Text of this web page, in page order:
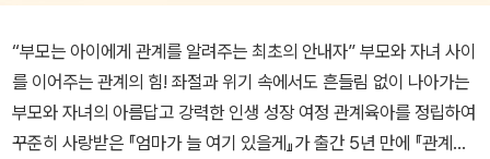
“부모는 아이에게 관계를 알려주는 최초의 안내자” 부모와 자녀 사이
를 이어주는 관계의 힘! 좌절과 위기 속에서도 흔들림 없이 나아가는
부모와 자녀의 아름답고 강력한 인생 성장 여정 관계육아를 정립하여
꾸준히 사랑받은 『엄마가 늘 여기 있을게』가 출간 5년 만에 『관계의